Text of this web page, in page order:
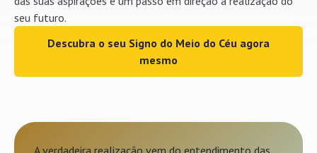
seu futuro.
Descubra o seu Signo do Meio do Céu agora
mesmo